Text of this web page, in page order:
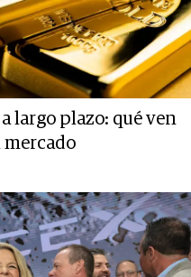
largo plazo: qué ven
mercado